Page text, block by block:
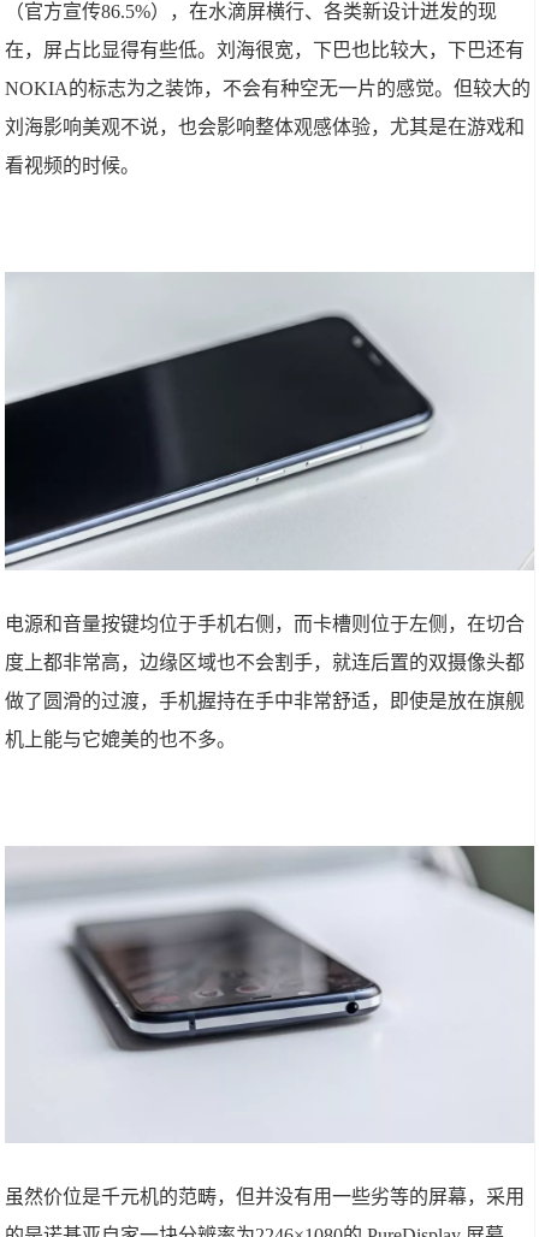
（官方宣传86.5%），在水滴屏横行、各类新设计迸发的现
在，屏占比显得有些低。刘海很宽，下巴也比较大，下巴还有
NOKIA的标志为之装饰，不会有种空无一片的感觉。但较大的
刘海影响美观不说，也会影响整体观感体验，尤其是在游戏和
看视频的时候。
电源和音量按键均位于手机右侧，而卡槽则位于左侧，在切合
度上都非常高，边缘区域也不会割手，就连后置的双摄像头都
做了圆滑的过渡，手机握持在手中非常舒适，即使是放在旗舰
机上能与它媲美的也不多。
虽然价位是千元机的范畴，但并没有用一些劣等的屏幕，采用